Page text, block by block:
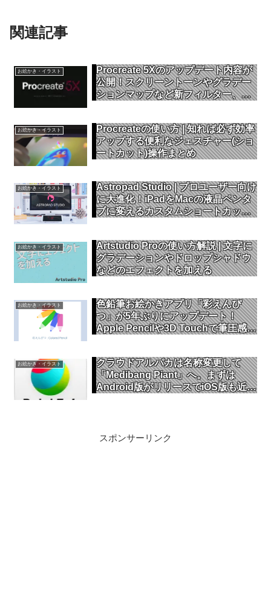
関連記事
お絵かき・イラスト
Procreate 5Xのアップデート内容が
公開！スクリーントーンやグラデー
ションマップなど新フィルター、資
お絵かき・イラスト
Procreateの使い方 | 知れば必ず効率
アップする便利なジェスチャー(ショ
ートカット)操作まとめ
お絵かき・イラスト
Astropad Studio | プロユーザー向け
に大進化！iPadをMacの液晶ペンタ
ブに変えるカスタムショートカット
お絵かき・イラスト
Artstudio Proの使い方解説 | 文字に
グラデーションやドロップシャドウ
などのエフェクトを加える
お絵かき・イラスト
色鉛筆お絵かきアプリ「彩えんぴ
つ」が5年ぶりにアップデート！
Apple Pencilや3D Touchで筆圧感知
お絵かき・イラスト
クラウドアルパカは名称変更して
「Medibang Piant」へ。まずは
Android版がリリースでiOS版も近日
スポンサーリンク